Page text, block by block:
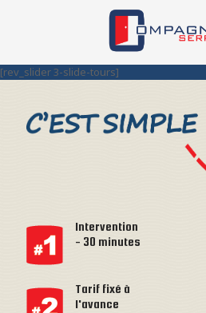
[rev_slider 3-slide-tours]
Intervention
- 30 minutes
Tarif fixé à
l'avance